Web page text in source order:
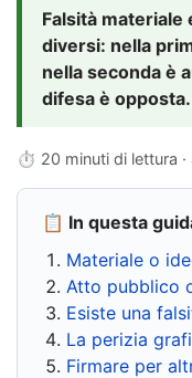
Falsità materiale
diversi: nella
nella seconda è
difesa è opposta.
⏱ 20 minuti di lettura ·
📋 In questa
Materiale o
Atto pubblico
Esiste una
La perizia
Firmare per